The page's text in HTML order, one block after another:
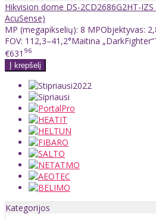
Hikvision dome DS-2CD2686G2HT-
AcuSense)
MP (megapikselių): 8 MPObjektyvas:
FOV: 112,3–41,2°Maitina
€631 96
Kategorijos